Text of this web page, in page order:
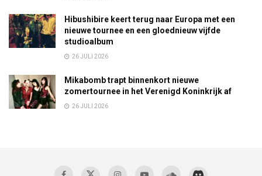
Hibushibire keert terug naar Europa met een
nieuwe tournee en een gloednieuw vijfde
studioalbum
26 JULI 2026
Mikabomb trapt binnenkort nieuwe
zomertournee in het Verenigd Koninkrijk af
26 JULI 2026